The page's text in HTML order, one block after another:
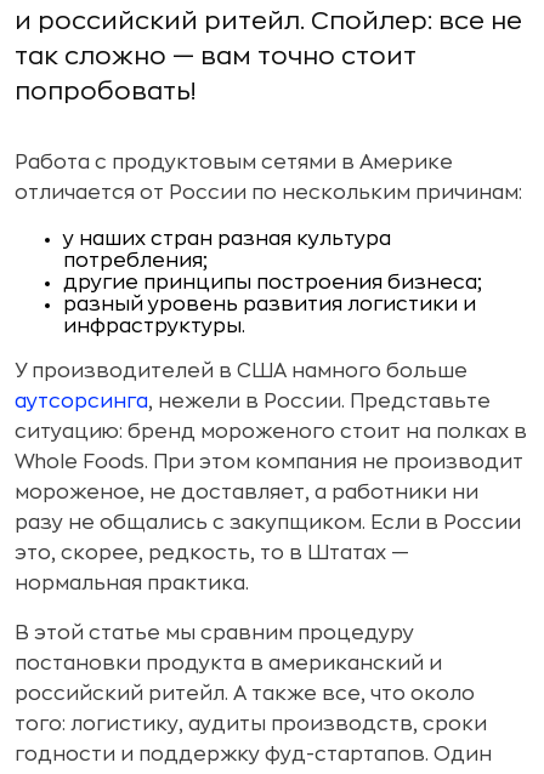
и российский ритейл. Спойлер: все не
так сложно — вам точно стоит
попробовать!
Работа с продуктовым сетями в Америке
отличается от России по нескольким причинам:
у наших стран разная культура
потребления;
другие принципы построения бизнеса;
разный уровень развития логистики и
инфраструктуры.
У производителей в США намного больше
аутсорсинга, нежели в России. Представьте
ситуацию: бренд мороженого стоит на полках в
Whole Foods. При этом компания не производит
мороженое, не доставляет, а работники ни
разу не общались с закупщиком. Если в России
это, скорее, редкость, то в Штатах —
нормальная практика.
В этой статье мы сравним процедуру
постановки продукта в американский и
российский ритейл. А также все, что около
того: логистику, аудиты производств, сроки
годности и поддержку фуд-стартапов. Один